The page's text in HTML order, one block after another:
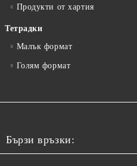
Продукти от хартия
Тетрадки
Малък формат
Голям формат
Бързи връзки: